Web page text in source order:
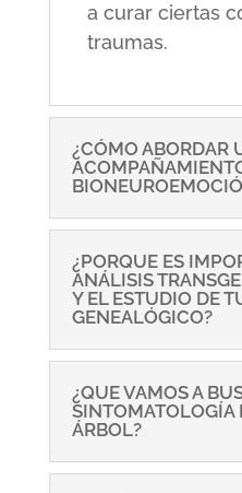
a curar ciertas
traumas.
¿CÓMO ABORDAR
¿PORQUE ES
ANÁLISIS
Y EL ESTUDIO DE
GENEALÓGICO?
¿QUE VAMOS A
SINTOMATOLOGÍA
ÁRBOL?